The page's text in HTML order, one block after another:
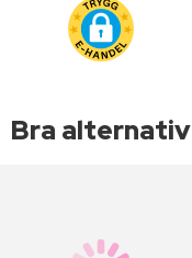
Bra alternativ